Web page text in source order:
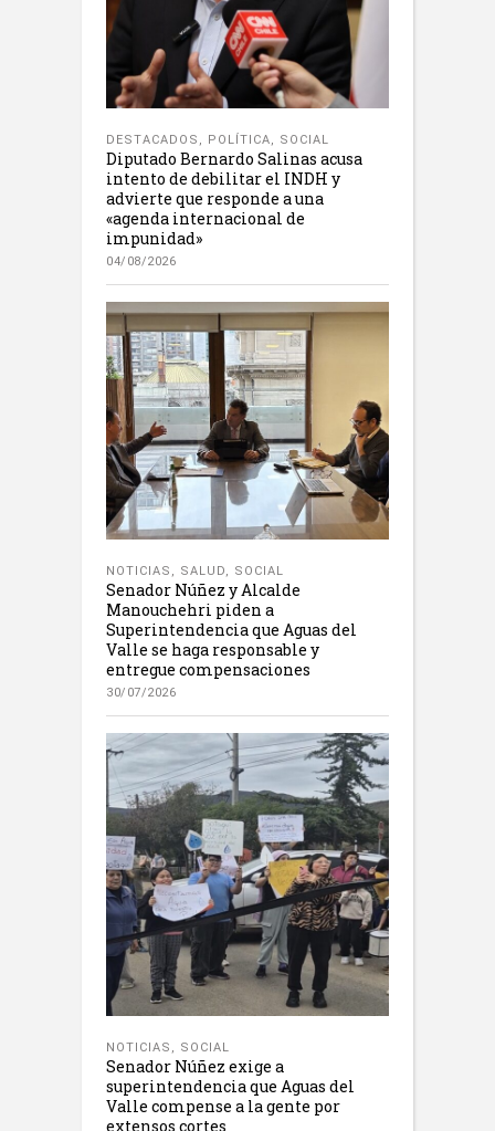
DESTACADOS , POLÍTICA, SOCIAL
Diputado Bernardo Salinas acusa
intento de debilitar el INDH y
advierte que responde a una
«agenda internacional de
impunidad»
04/08/2026
NOTICIAS , SALUD, SOCIAL
Senador Núñez y Alcalde
Manouchehri piden a
Superintendencia que Aguas del
Valle se haga responsable y
entregue compensaciones
30/07/2026
NOTICIAS , SOCIAL
Senador Núñez exige a
superintendencia que Aguas del
Valle compense a la gente por
extensos cortes